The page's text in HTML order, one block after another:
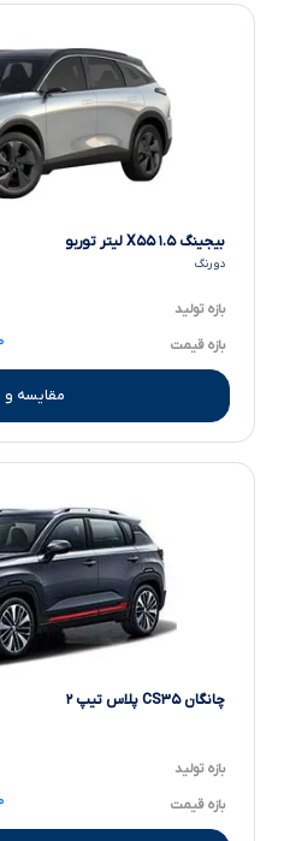
بیجینگ X۵۵ ۱.۵ لیتر توربو
دو رنگ
بازه تولید
بازه قیمت
مقایسه و
چانگان CS۳۵ پلاس تیپ ۲
بازه تولید
بازه قیمت